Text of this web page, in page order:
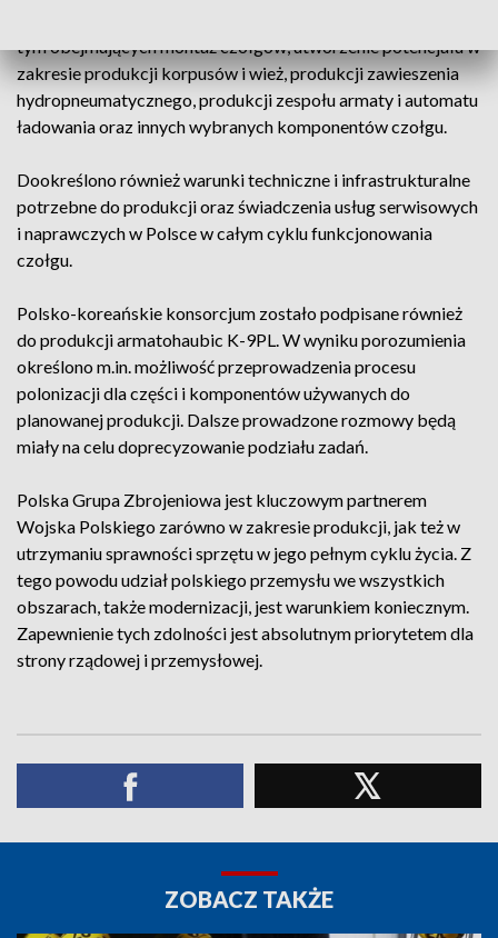
tym obejmujących montaż czołgów, utworzenie potencjału w
zakresie produkcji korpusów i wież, produkcji zawieszenia
hydropneumatycznego, produkcji zespołu armaty i automatu
ładowania oraz innych wybranych komponentów czołgu.
Dookreślono również warunki techniczne i infrastrukturalne
potrzebne do produkcji oraz świadczenia usług serwisowych
i naprawczych w Polsce w całym cyklu funkcjonowania
czołgu.
Polsko-koreańskie konsorcjum zostało podpisane również
do produkcji armatohaubic K-9PL. W wyniku porozumienia
określono m.in. możliwość przeprowadzenia procesu
polonizacji dla części i komponentów używanych do
planowanej produkcji. Dalsze prowadzone rozmowy będą
miały na celu doprecyzowanie podziału zadań.
Polska Grupa Zbrojeniowa jest kluczowym partnerem
Wojska Polskiego zarówno w zakresie produkcji, jak też w
utrzymaniu sprawności sprzętu w jego pełnym cyklu życia. Z
tego powodu udział polskiego przemysłu we wszystkich
obszarach, także modernizacji, jest warunkiem koniecznym.
Zapewnienie tych zdolności jest absolutnym priorytetem dla
strony rządowej i przemysłowej.
ZOBACZ TAKŻE